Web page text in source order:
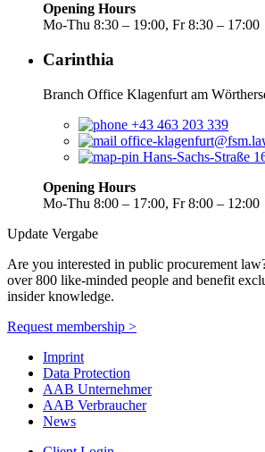
Opening Hours
Mo-Thu 8:30 – 19:00, Fr 8:30 – 17:00
Carinthia
Branch Office Klagenfurt am
+43 463 203 339
office-
Hans-Sachs-Straße
Opening Hours
Mo-Thu 8:00 – 17:00, Fr 8:00 – 12:00
Update Vergabe
Are you interested in public procurement
over 800 like-minded people and benefit
insider knowledge.
Request membership >
Imprint
Data Protection
AAB Unternehmer
AAB Verbraucher
News